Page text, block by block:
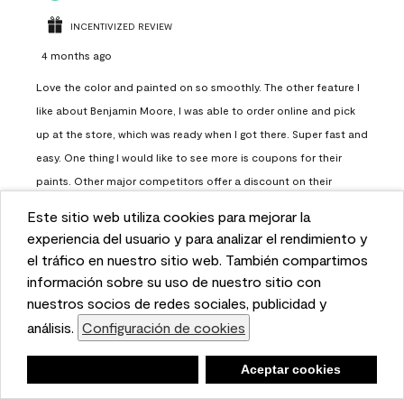
This website uses cookies to enhance user experience
and to analyze performance and traffic on our website.
We also share information about your use of our site
with our social media, advertising, and analytics
partners. Cookie Settings
Accept Cookies
Este sitio web utiliza cookies para mejorar la
experiencia del usuario y para analizar el rendimiento y
el tráfico en nuestro sitio web. También compartimos
información sobre su uso de nuestro sitio con
nuestros socios de redes sociales, publicidad y
análisis. Configuración de cookies
Aceptar cookies
INCENTIVIZED REVIEW
4 months ago
Love the color and painted on so smoothly. The other feature I
like about Benjamin Moore, I was able to order online and pick
up at the store, which was ready when I got there. Super fast and
easy. One thing I would like to see more is coupons for their
paints. Other major competitors offer a discount on their
Helpful? (0 (0) Report
Load More